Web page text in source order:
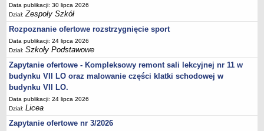
Kontrole
PONOWNE WYKORZYSTYWANIE
Sprawozdania
Deklaracja dostępności
DEKLARACJA DOSTĘPNOŚCI
OŚWIADCZENIA MAJĄTKOWE
PONOWNE WYKORZYSTYWANIE
UDOSTĘPNIANIE INFORMACJI PUBLICZNEJ
OCHRONA DANYCH OSOBOWYCH
Data publikacji: 30 lipca 2026
Dział:Zespoły Szkół
Rozpoznanie ofertowe rozstrzygnięcie sport
Data publikacji: 24 lipca 2026
Dział:Szkoły Podstawowe
Zapytanie ofertowe - Kompleksowy remont sali lekcyjnej nr 11 w
budynku VII LO oraz malowanie części klatki schodowej w
budynku VII LO.
Data publikacji: 24 lipca 2026
Dział:Licea
Zapytanie ofertowe nr 3/2026